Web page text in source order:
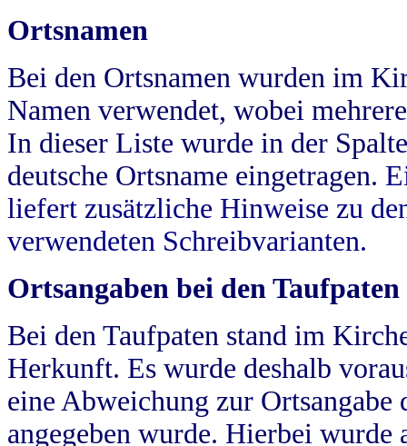
Ortsnamen
Bei den Ortsnamen wurden im
Namen verwendet, wobei
In dieser Liste wurde in der
deutsche Ortsname eingetragen.
liefert zusätzliche Hinweise zu
verwendeten Schreibvarianten.
Ortsangaben bei den Taufpaten
Bei den Taufpaten stand im
Herkunft. Es wurde deshalb
eine Abweichung zur
angegeben wurde. Hierbei wurde